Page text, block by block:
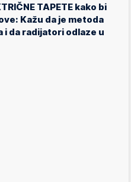
TAPETE kako bi
Kažu da je metoda
i da radijatori odlaze u